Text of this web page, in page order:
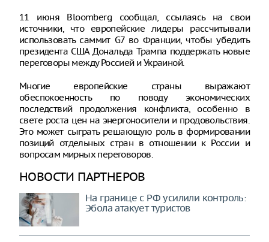
11 июня Bloomberg сообщал, ссылаясь на свои
источники, что европейские лидеры рассчитывали
использовать саммит G7 во Франции, чтобы убедить
президента США Дональда Трампа поддержать новые
переговоры между Россией и Украиной.
Многие европейские страны выражают
обеспокоенность по поводу экономических
последствий продолжения конфликта, особенно в
свете роста цен на энергоносители и продовольствия.
Это может сыграть решающую роль в формировании
позиций отдельных стран в отношении к России и
вопросам мирных переговоров.
НОВОСТИ ПАРТНЕРОВ
На границе с РФ усилили контроль:
Эбола атакует туристов